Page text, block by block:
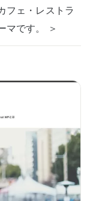
フェ・レストラ
マです。 ＞